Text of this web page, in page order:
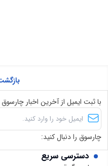
دسترسی سریع
با ثبت ایمیل از آخرین اخبار
چارسوق را دنبال کنید: